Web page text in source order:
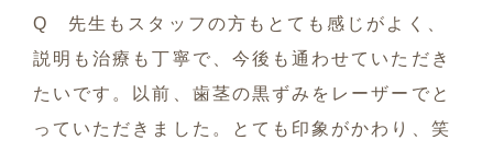
Q 先生もスタッフの方もとても感じがよく、
説明も治療も丁寧で、今後も通わせていただき
たいです。以前、歯茎の黒ずみをレーザーでと
っていただきました。とても印象がかわり、笑